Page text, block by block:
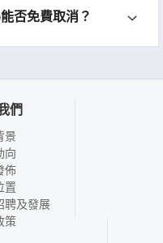
否免費取消？
們
景
向
佈
置
聘及發展
策